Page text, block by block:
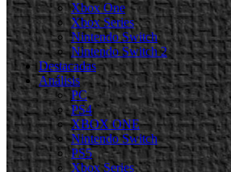
Xbox One
Xbox Series
Nintendo Switch
Nintendo Switch 2
Destacadas
Análisis
PC
PS4
XBOX ONE
Nintendo Switch
PS5
Xbox Series